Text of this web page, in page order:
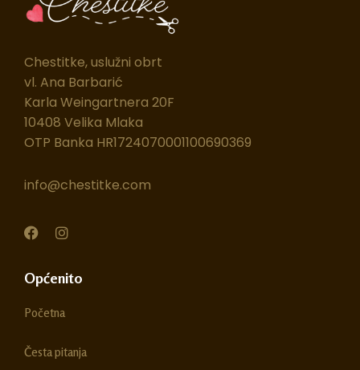
Chestitke, uslužni obrt
vl. Ana Barbarić
Karla Weingartnera 20F
10408 Velika Mlaka
OTP Banka HR1724070001100690369
info@chestitke.com
F
e
b
o
I
t
r
m
Općenito
Početna
Česta pitanja